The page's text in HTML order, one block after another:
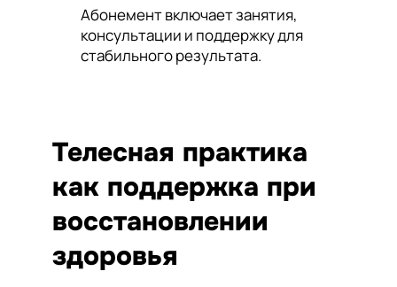
Абонемент включает занятия,
консультации и поддержку для
стабильного результата.
Телесная практика
как поддержка при
восстановлении
здоровья